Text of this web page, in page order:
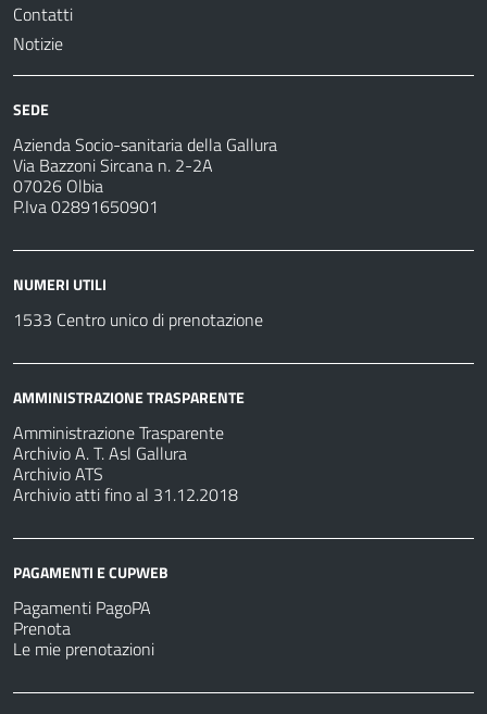
Contatti
Notizie
SEDE
Azienda Socio-sanitaria della Gallura
Via Bazzoni Sircana n. 2-2A
07026 Olbia
P.Iva 02891650901
NUMERI UTILI
1533 Centro unico di prenotazione
AMMINISTRAZIONE TRASPARENTE
Amministrazione Trasparente
Archivio A. T. Asl Gallura
Archivio ATS
Archivio atti fino al 31.12.2018
PAGAMENTI E CUPWEB
Pagamenti PagoPA
Prenota
Le mie prenotazioni